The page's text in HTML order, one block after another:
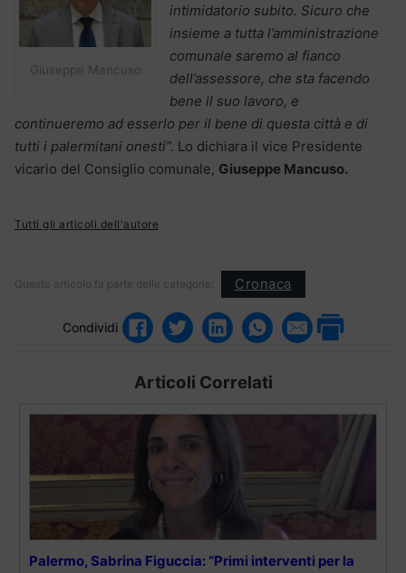
Giuseppe Mancuso
intimidatorio subito. Sicuro che
insieme a tutta l’amministrazione
comunale saremo al fianco
dell’assessore, che sta facendo
bene il suo lavoro, e
continueremo ad esserlo per il bene di questa città e di
tutti i palermitani onesti”. Lo dichiara il vice Presidente
vicario del Consiglio comunale, Giuseppe Mancuso.
Tutti gli articoli dell'autore
Questo articolo fa parte delle categorie: Cronaca
Condividi
Articoli Correlati
Palermo, Sabrina Figuccia: “Primi interventi per la